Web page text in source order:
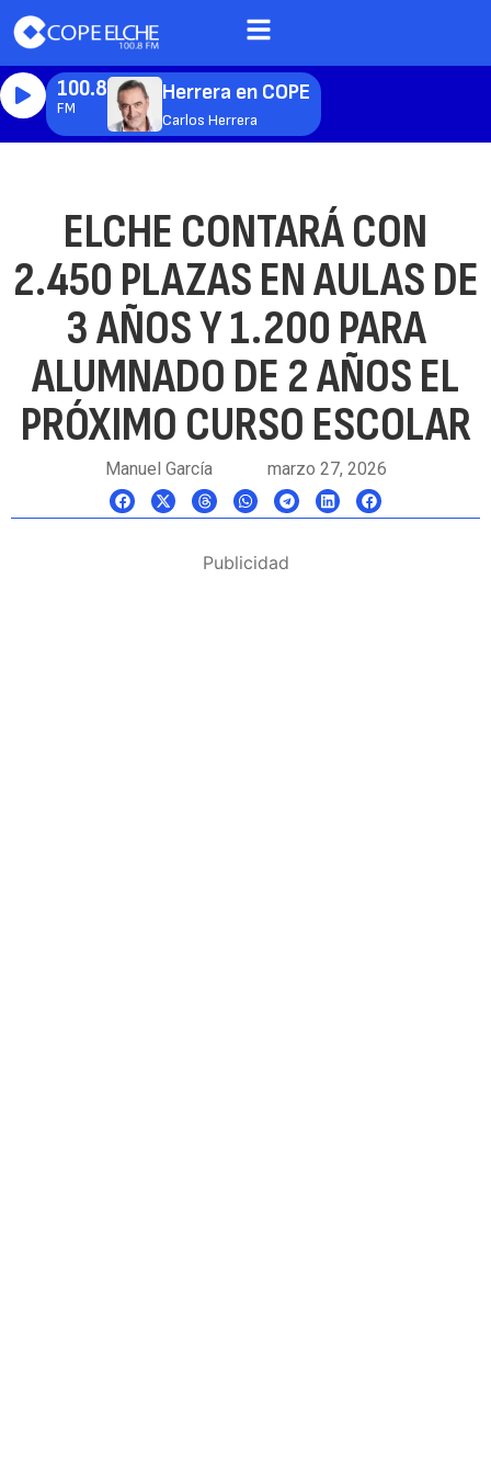
100.8
FM
Herrera en COPE
Carlos Herrera
ELCHE CONTARÁ CON
2.450 PLAZAS EN AULAS DE
3 AÑOS Y 1.200 PARA
ALUMNADO DE 2 AÑOS EL
PRÓXIMO CURSO ESCOLAR
Manuel García marzo 27, 2026
Publicidad